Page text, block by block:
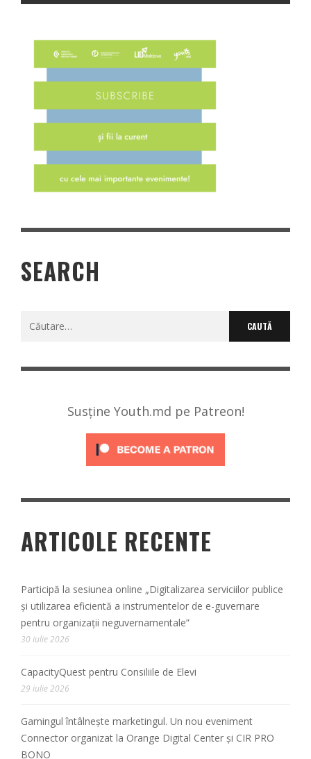
SEARCH
Susține Youth.md pe Patreon!
ARTICOLE RECENTE
Participă la sesiunea online „Digitalizarea serviciilor publice
și utilizarea eficientă a instrumentelor de e-guvernare
pentru organizații neguvernamentale”
30 iulie 2026
CapacityQuest pentru Consiliile de Elevi
29 iulie 2026
Gamingul întâlnește marketingul. Un nou eveniment
Connector organizat la Orange Digital Center și CIR PRO
BONO